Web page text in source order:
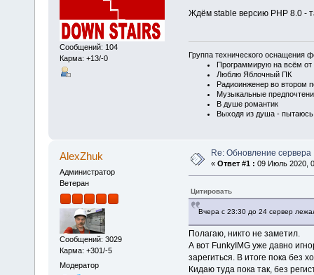
Сообщений: 104
Карма: +13/-0
Ждём stable версию PHP 8.0 -
Группа технического оснащения
Программирую на всём от
Люблю Яблочный ПК
Радиоинженер во втором
Музыкальные
В душе романтик
Выходя из душа - пытаюсь
AlexZhuk
Администратор
Ветеран
Сообщений: 3029
Карма: +301/-5
Модератор
Re: Обновление сервера
« Ответ #1 : 09 Июль 2020,
Цитировать
Вчера с 23:30 до 24 сервер
Полагаю, никто не заметил.
А вот FunkyIMG уже давно
зарегиться. В итоге пока без
Кидаю туда пока так, без